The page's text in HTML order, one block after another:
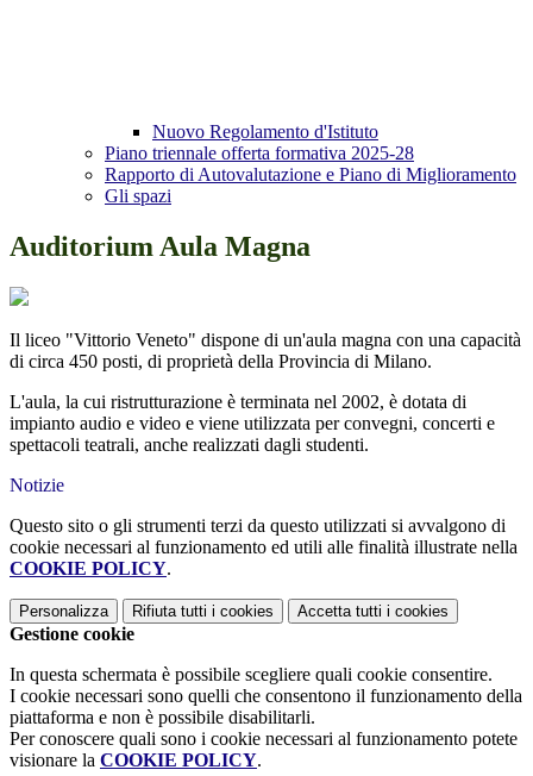
Nuovo Regolamento d'Istituto
Piano triennale offerta formativa 2025-28
Rapporto di Autovalutazione e Piano di Miglioramento
Gli spazi
Auditorium Aula Magna
Il liceo "Vittorio Veneto" dispone di un'aula magna con una capacità
di circa 450 posti, di proprietà della Provincia di Milano.
L'aula, la cui ristrutturazione è terminata nel 2002, è dotata di
impianto audio e video e viene utilizzata per convegni, concerti e
spettacoli teatrali, anche realizzati dagli studenti.
Notizie
Questo sito o gli strumenti terzi da questo utilizzati si avvalgono di
cookie necessari al funzionamento ed utili alle finalità illustrate nella
COOKIE POLICY.
Personalizza Rifiuta tutti i cookies Accetta tutti i cookies
Gestione cookie
In questa schermata è possibile scegliere quali cookie consentire.
I cookie necessari sono quelli che consentono il funzionamento della
piattaforma e non è possibile disabilitarli.
Per conoscere quali sono i cookie necessari al funzionamento potete
visionare la COOKIE POLICY.